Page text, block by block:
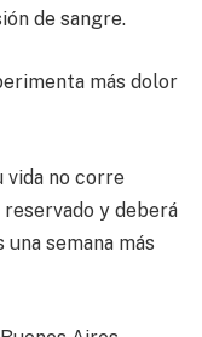
de sangre.
más dolor
vida no corre
y deberá
semana más